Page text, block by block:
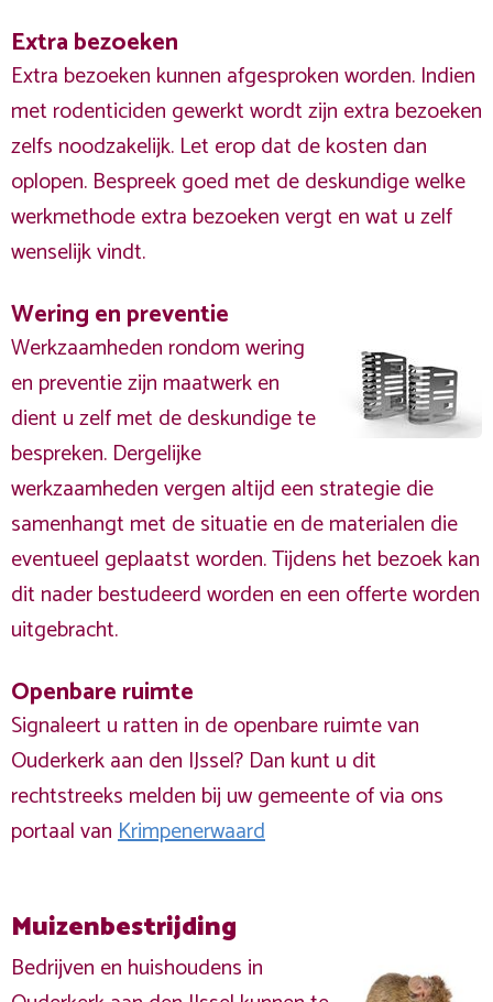
Extra bezoeken
Extra bezoeken kunnen afgesproken worden. Indien
met rodenticiden gewerkt wordt zijn extra bezoeken
zelfs noodzakelijk. Let erop dat de kosten dan
oplopen. Bespreek goed met de deskundige welke
werkmethode extra bezoeken vergt en wat u zelf
wenselijk vindt.
Wering en preventie
Werkzaamheden rondom wering
en preventie zijn maatwerk en
dient u zelf met de deskundige te
bespreken. Dergelijke
werkzaamheden vergen altijd een strategie die
samenhangt met de situatie en de materialen die
eventueel geplaatst worden. Tijdens het bezoek kan
dit nader bestudeerd worden en een offerte worden
uitgebracht.
Openbare ruimte
Signaleert u ratten in de openbare ruimte van
Ouderkerk aan den IJssel? Dan kunt u dit
rechtstreeks melden bij uw gemeente of via ons
portaal vanKrimpenerwaard
Muizenbestrijding
Bedrijven en huishoudens in